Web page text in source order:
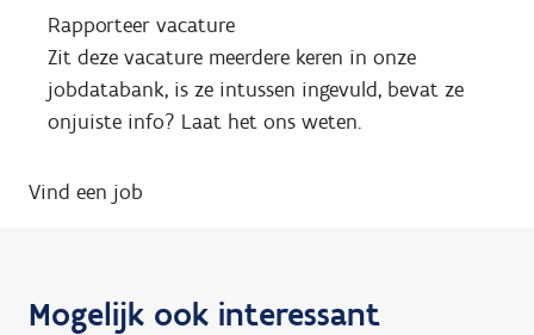
Rapporteer vacature
Zit deze vacature meerdere keren in onze
jobdatabank, is ze intussen ingevuld, bevat ze
onjuiste info? Laat het ons weten.
Vind een job
Mogelijk ook interessant